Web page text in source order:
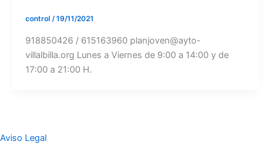
control /19/11/2021
918850426 / 615163960 planjoven@ayto-
villalbilla.org Lunes a Viernes de 9:00 a 14:00 y de
17:00 a 21:00 H.
Aviso Legal